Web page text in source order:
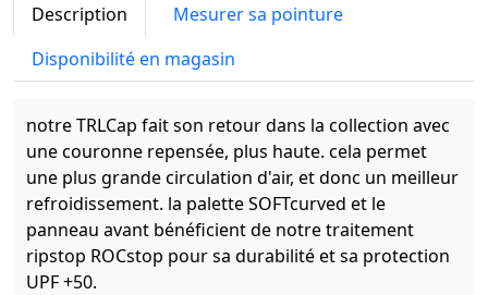
Description
Mesurer sa pointure
Disponibilité en magasin
notre TRLCap fait son retour dans la collection avec
une couronne repensée, plus haute. cela permet
une plus grande circulation d'air, et donc un meilleur
refroidissement. la palette SOFTcurved et le
panneau avant bénéficient de notre traitement
ripstop ROCstop pour sa durabilité et sa protection
UPF +50.